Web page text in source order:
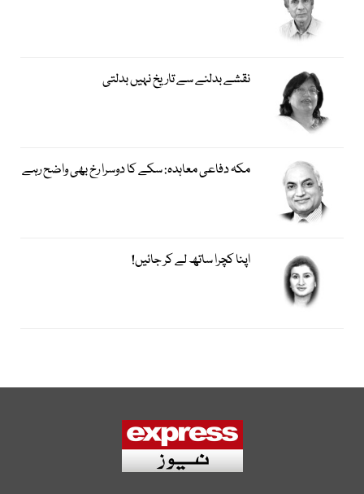
نقشے بدلنے سے تاریخ نہیں بدلتی
مکہ دفاعی معاہدہ: سکے کا دوسرا رخ بھی واضح رہے
اپنا کچرا ساتھ لے کر جائیں!